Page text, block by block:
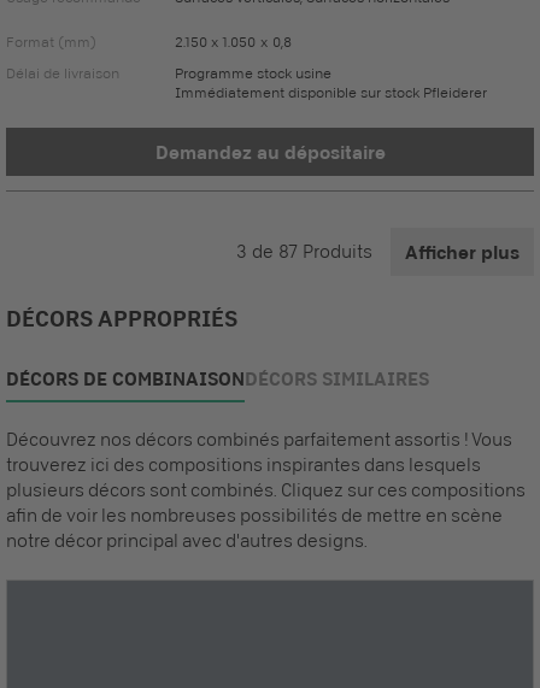
Format (mm)
2.150 x 1.050 x 0,8
Délai de livraison
Programme stock usine
Immédiatement disponible sur stock Pfleiderer
Demandez au dépositaire
3 de 87 Produits Afficher plus
DÉCORS APPROPRIÉS
DÉCORS DE COMBINAISONDÉCORS SIMILAIRES
Découvrez nos décors combinés parfaitement assortis ! Vous
trouverez ici des compositions inspirantes dans lesquels
plusieurs décors sont combinés. Cliquez sur ces compositions
afin de voir les nombreuses possibilités de mettre en scène
notre décor principal avec d'autres designs.